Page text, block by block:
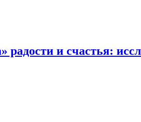
и счастья: